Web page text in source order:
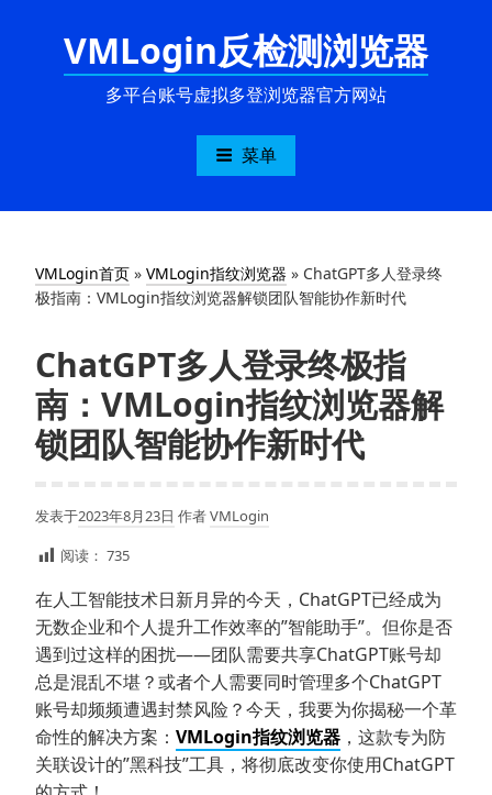
VMLogin反检测浏览器
多平台账号虚拟多登浏览器官方网站
菜单
VMLogin首页 » VMLogin指纹浏览器 » ChatGPT多人登录终
极指南：VMLogin指纹浏览器解锁团队智能协作新时代
ChatGPT多人登录终极指
南：VMLogin指纹浏览器解
锁团队智能协作新时代
发表于2023年8月23日 作者VMLogin
阅读： 735
在人工智能技术日新月异的今天，ChatGPT已经成为
无数企业和个人提升工作效率的”智能助手”。但你是否
遇到过这样的困扰——团队需要共享ChatGPT账号却
总是混乱不堪？或者个人需要同时管理多个ChatGPT
账号却频频遭遇封禁风险？今天，我要为你揭秘一个革
命性的解决方案： VMLogin指纹浏览器 ，这款专为防
关联设计的”黑科技”工具，将彻底改变你使用ChatGPT